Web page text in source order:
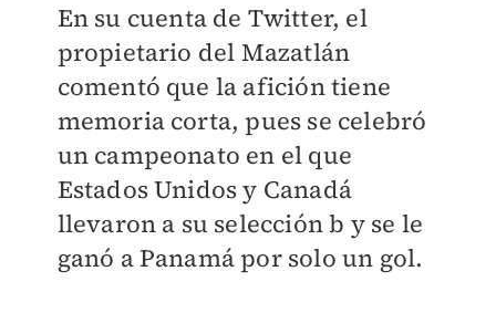
En su cuenta de Twitter, el
propietario del Mazatlán
comentó que la afición tiene
memoria corta, pues se celebró
un campeonato en el que
Estados Unidos y Canadá
llevaron a su selección b y se le
ganó a Panamá por solo un gol.